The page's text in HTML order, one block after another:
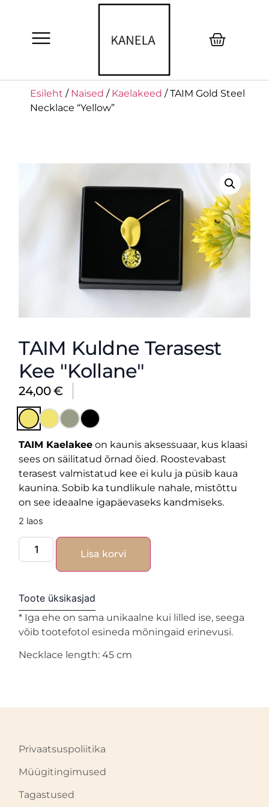
Esileht / Naised / Kaelakeed / TAIM Gold Steel
Necklace “Yellow”
TAIM Kuldne Terasest
Kee "Kollane"
24,00€
TAIM Kaelakee on kaunis aksessuaar, kus klaasi
sees on säilitatud õrnad õied. Roostevabast
terasest valmistatud kee ei kulu ja püsib kaua
kaunina. Sobib ka tundlikule nahale, mistõttu
on see ideaalne igapäevaseks kandmiseks.
2 laos
Lisa korvi
Toote üksikasjad
* Iga ehe on sama unikaalne kui lilled ise, seega
võib tootefotol esineda mõningaid erinevusi.
Necklace length: 45 cm
Privaatsuspoliitika
Müügitingimused
Tagastused